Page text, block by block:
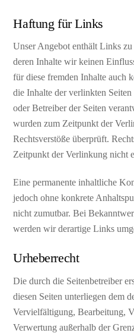
Haftung für Links
Unser Angebot enthält Links
deren Inhalte wir keinen
für diese fremden Inhalte auch
die Inhalte der verlinkten
oder Betreiber der Seiten
wurden zum Zeitpunkt der
Rechtsverstöße überprüft.
Zeitpunkt der Verlinkung nicht
Eine permanente inhaltliche
jedoch ohne konkrete
nicht zumutbar. Bei
werden wir derartige Links
Urheberrecht
Die durch die Seitenbetreiber
diesen Seiten unterliegen dem
Vervielfältigung, Bearbeitung,
Verwertung außerhalb der